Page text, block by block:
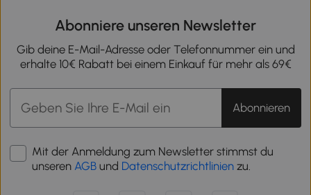
Abonniere unseren Newsletter
Gib deine E-Mail-Adresse oder Telefonnummer ein und
erhalte 10€ Rabatt bei einem Einkauf für mehr als 69€
Abonnieren
Mit der Anmeldung zum Newsletter stimmst du
unseren AGB und Datenschutzrichtlinien zu.